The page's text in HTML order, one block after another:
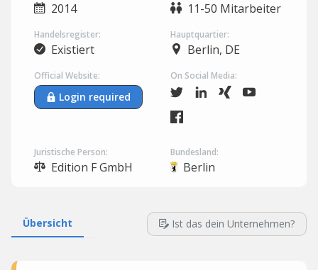
2014 11-50 Mitarbeiter
Handelsregister:
Existiert
Hauptquartier:
Berlin, DE
Official Website:
Login required
On Social Media:
Juristische Person:
Edition F GmbH
Bundesland:
Berlin
Übersicht Ist das dein Unternehmen?